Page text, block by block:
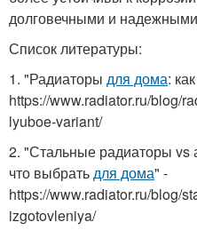
долговечными и
Список литературы:
1. "Радиаторы для дома:
https://www.radiator.ru/blog/
lyuboe-variant/
2. "Стальные радиаторы
что выбратьдля дома" -
https://www.radiator.ru/blog/
izgotovleniya/